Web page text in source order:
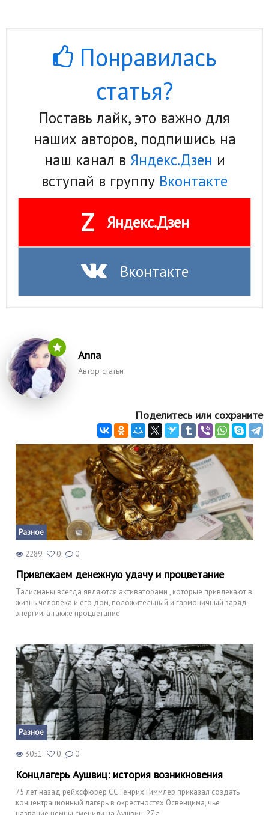
Домашние животные
Строительство
Культура и общество
Бизнес
Хобби и развлечения
Финансы
Юриспруденция
Природа
Наука и технологии
Понравилась
статья?
Поставь лайк, это важно для
наших авторов, подпишись на
наш канал в Яндекс.Дзен и
вступай в группу Вконтакте
Z Яндекс.Дзен
Вконтакте
Anna
Автор статьи
Поделитесь или сохраните
Разное
2289 0 0
Привлекаем денежную удачу и процветание
Талисманы всегда являются активаторами , которые привлекают в
жизнь человека и его дом, положительный и гармоничный заряд
энергии, а также процветание
Разное
3051 0 0
Концлагерь Аушвиц: история возникновения
75 лет назад рейхсфюрер СС Генрих Гиммлер приказал создать
концентрационный лагерь в окрестностях Освенцима, чье